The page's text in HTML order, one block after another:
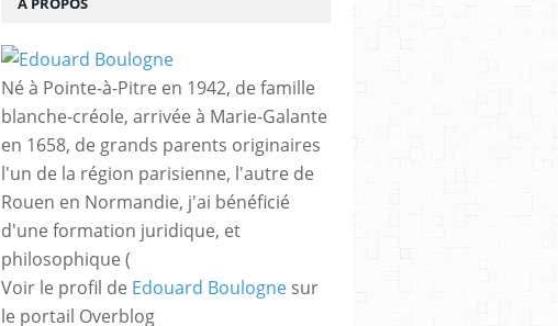
Né à Pointe-à-Pitre en 1942, de famille
blanche-créole, arrivée à Marie-Galante
en 1658, de grands parents originaires
l'un de la région parisienne, l'autre de
Rouen en Normandie, j'ai bénéficié
d'une formation juridique, et
philosophique (
Voir le profil de Edouard Boulogne sur
le portail Overblog